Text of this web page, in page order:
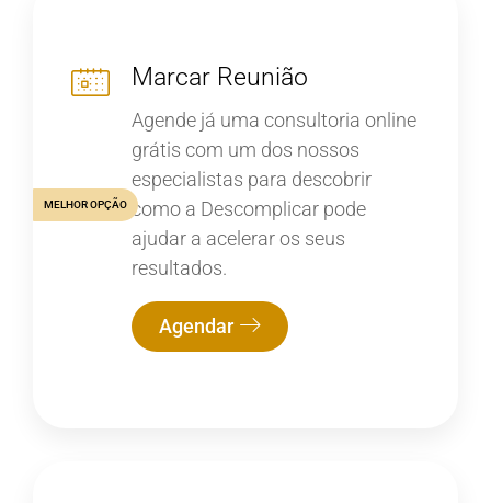
Marcar Reunião
Agende já uma consultoria online
grátis com um dos nossos
especialistas para descobrir
como a Descomplicar pode
ajudar a acelerar os seus
resultados.
Agendar
MELHOR OPÇÃO